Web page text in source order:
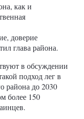
как и
доверие
глава района.
в обсуждении
подход лег в
района до 2030
более 150